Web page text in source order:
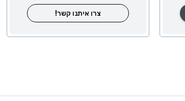
צרו איתנו קשר!